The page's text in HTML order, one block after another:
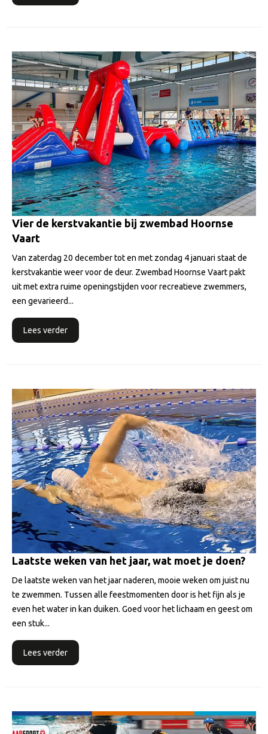
Vier de kerstvakantie bij zwembad Hoornse
Vaart
Van zaterdag 20 december tot en met zondag 4 januari staat de
kerstvakantie weer voor de deur. Zwembad Hoornse Vaart pakt
uit met extra ruime openingstijden voor recreatieve zwemmers,
een gevarieerd...
Lees verder
Laatste weken van het jaar, wat moet je doen?
De laatste weken van het jaar naderen, mooie weken om juist nu
te zwemmen. Tussen alle feestmomenten door is het fijn als je
even het water in kan duiken. Goed voor het lichaam en geest om
een stuk...
Lees verder